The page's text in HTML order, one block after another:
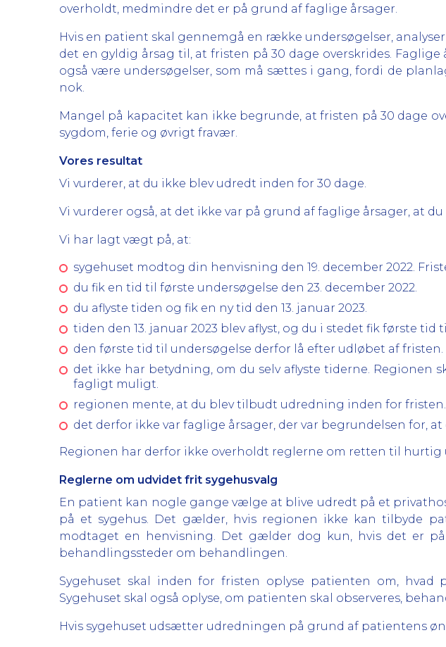
overholdt, medmindre det er på grund af faglige årsager.
Hvis en patient skal gennemgå en række undersøgelser,
det en gyldig årsag til, at fristen på 30 dage overskrides.
også være undersøgelser, som må sættes i gang, fordi de
nok.
Mangel på kapacitet kan ikke begrunde, at fristen på 30 dage
sygdom, ferie og øvrigt fravær.
Vores resultat
Vi vurderer, at du ikke blev udredt inden for 30 dage.
Vi vurderer også, at det ikke var på grund af faglige årsager, at
Vi har lagt vægt på, at:
sygehuset modtog din henvisning den 19. december 2022.
du fik en tid til første undersøgelse den 23. december 2022.
du aflyste tiden og fik en ny tid den 13. januar 2023.
tiden den 13. januar 2023 blev aflyst, og du i stedet fik første tid
den første tid til undersøgelse derfor lå efter udløbet af fristen.
det ikke har betydning, om du selv aflyste tiderne.
fagligt muligt.
regionen mente, at du blev tilbudt udredning inden for fristen.
det derfor ikke var faglige årsager, der var begrundelsen for,
Regionen har derfor ikke overholdt reglerne om retten til hurtig
Reglerne om udvidet frit sygehusvalg
En patient kan nogle gange vælge at blive udredt på et
på et sygehus. Det gælder, hvis regionen ikke kan tilbyde
modtaget en henvisning. Det gælder dog kun, hvis det er
behandlingssteder om behandlingen.
Sygehuset skal inden for fristen oplyse patienten om,
Sygehuset skal også oplyse, om patienten skal observeres,
Hvis sygehuset udsætter udredningen på grund af patientens